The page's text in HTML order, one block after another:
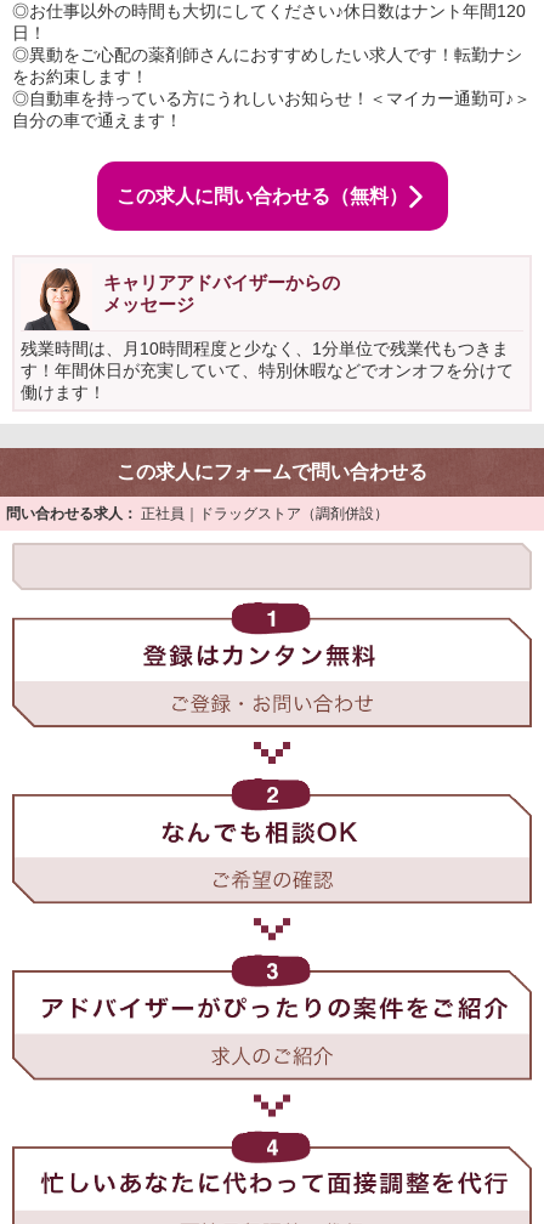
◎お仕事以外の時間も大切にしてください♪休日数はナント年間120
日！
◎異動をご心配の薬剤師さんにおすすめしたい求人です！転勤ナシ
をお約束します！
◎自動車を持っている方にうれしいお知らせ！＜マイカー通勤可♪＞
自分の車で通えます！
この求人に問い合わせる（無料）
キャリアアドバイザーからの
メッセージ
残業時間は、月10時間程度と少なく、1分単位で残業代もつきま
す！年間休日が充実していて、特別休暇などでオンオフを分けて
働けます！
この求人にフォームで問い合わせる
問い合わせる求人： 正社員｜ドラッグストア（調剤併設）